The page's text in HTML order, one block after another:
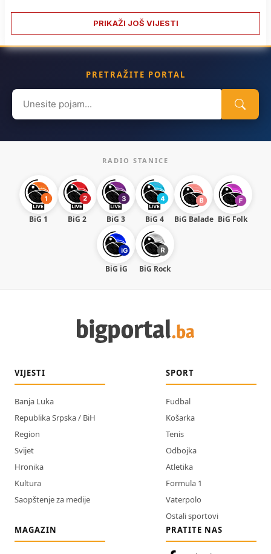
PRIKAŽI JOŠ VIJESTI
PRETRAŽITE PORTAL
Search
for:
RADIO STANICE
BiG 1 BiG 2 BiG 3 BiG 4 BiG Balade BiG Folk
BiG iG BiG Rock
VIJESTI
Banja Luka
Republika Srpska / BiH
Region
Svijet
Hronika
Kultura
Saopštenje za medije
SPORT
Fudbal
Košarka
Tenis
Odbojka
Atletika
Formula 1
Vaterpolo
Ostali sportovi
MAGAZIN
PRATITE NAS